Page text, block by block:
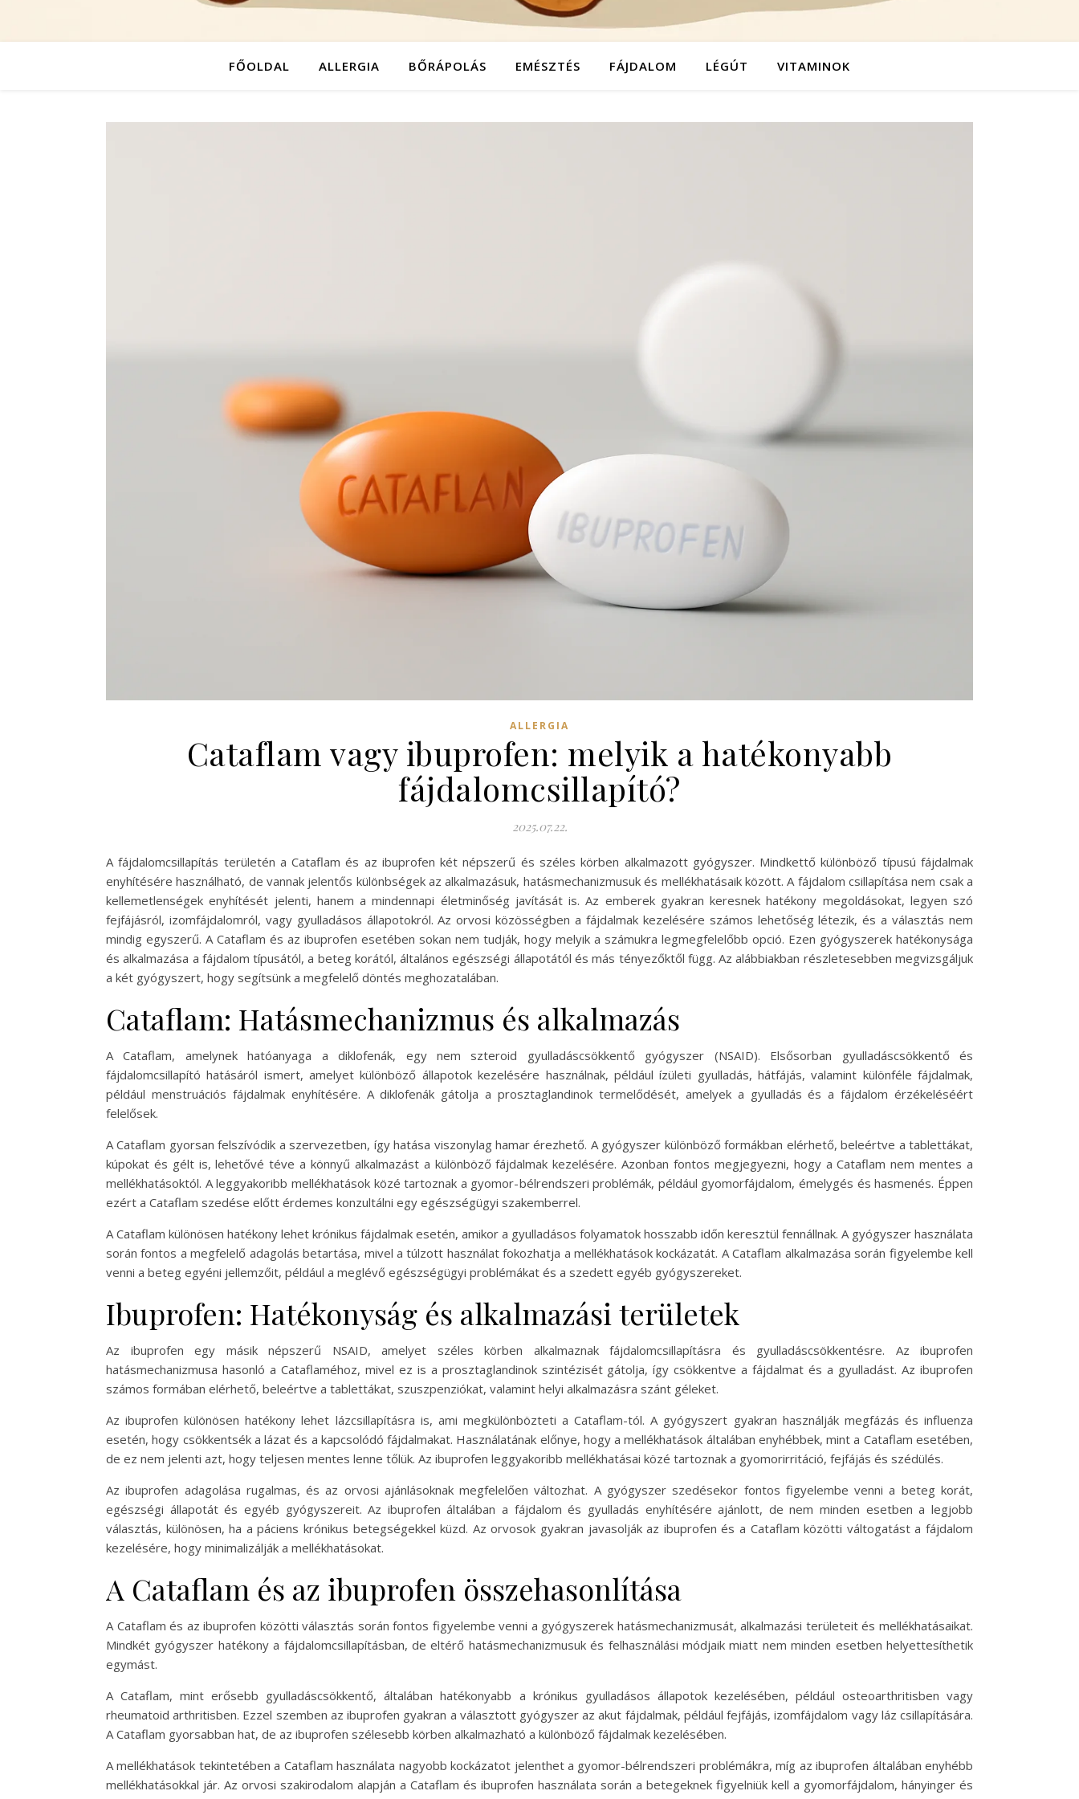
FŐOLDAL ALLERGIA BŐRÁPOLÁS EMÉSZTÉS FÁJDALOM LÉGÚT VITAMINOK
ALLERGIA
Cataflam vagy ibuprofen: melyik a hatékonyabb
fájdalomcsillapító?
2025.07.22.
A fájdalomcsillapítás területén a Cataflam és az ibuprofen két népszerű és széles körben alkalmazott gyógyszer. Mindkettő különböző típusú fájdalmak
enyhítésére használható, de vannak jelentős különbségek az alkalmazásuk, hatásmechanizmusuk és mellékhatásaik között. A fájdalom csillapítása nem csak a
kellemetlenségek enyhítését jelenti, hanem a mindennapi életminőség javítását is. Az emberek gyakran keresnek hatékony megoldásokat, legyen szó
fejfájásról, izomfájdalomról, vagy gyulladásos állapotokról. Az orvosi közösségben a fájdalmak kezelésére számos lehetőség létezik, és a választás nem
mindig egyszerű. A Cataflam és az ibuprofen esetében sokan nem tudják, hogy melyik a számukra legmegfelelőbb opció. Ezen gyógyszerek hatékonysága
és alkalmazása a fájdalom típusától, a beteg korától, általános egészségi állapotától és más tényezőktől függ. Az alábbiakban részletesebben megvizsgáljuk
a két gyógyszert, hogy segítsünk a megfelelő döntés meghozatalában.
Cataflam: Hatásmechanizmus és alkalmazás
A Cataflam, amelynek hatóanyaga a diklofenák, egy nem szteroid gyulladáscsökkentő gyógyszer (NSAID). Elsősorban gyulladáscsökkentő és
fájdalomcsillapító hatásáról ismert, amelyet különböző állapotok kezelésére használnak, például ízületi gyulladás, hátfájás, valamint különféle fájdalmak,
például menstruációs fájdalmak enyhítésére. A diklofenák gátolja a prosztaglandinok termelődését, amelyek a gyulladás és a fájdalom érzékeléséért
felelősek.
A Cataflam gyorsan felszívódik a szervezetben, így hatása viszonylag hamar érezhető. A gyógyszer különböző formákban elérhető, beleértve a tablettákat,
kúpokat és gélt is, lehetővé téve a könnyű alkalmazást a különböző fájdalmak kezelésére. Azonban fontos megjegyezni, hogy a Cataflam nem mentes a
mellékhatásoktól. A leggyakoribb mellékhatások közé tartoznak a gyomor-bélrendszeri problémák, például gyomorfájdalom, émelygés és hasmenés. Éppen
ezért a Cataflam szedése előtt érdemes konzultálni egy egészségügyi szakemberrel.
A Cataflam különösen hatékony lehet krónikus fájdalmak esetén, amikor a gyulladásos folyamatok hosszabb időn keresztül fennállnak. A gyógyszer használata
során fontos a megfelelő adagolás betartása, mivel a túlzott használat fokozhatja a mellékhatások kockázatát. A Cataflam alkalmazása során figyelembe kell
venni a beteg egyéni jellemzőit, például a meglévő egészségügyi problémákat és a szedett egyéb gyógyszereket.
Ibuprofen: Hatékonyság és alkalmazási területek
Az ibuprofen egy másik népszerű NSAID, amelyet széles körben alkalmaznak fájdalomcsillapításra és gyulladáscsökkentésre. Az ibuprofen
hatásmechanizmusa hasonló a Cataflaméhoz, mivel ez is a prosztaglandinok szintézisét gátolja, így csökkentve a fájdalmat és a gyulladást. Az ibuprofen
számos formában elérhető, beleértve a tablettákat, szuszpenziókat, valamint helyi alkalmazásra szánt géleket.
Az ibuprofen különösen hatékony lehet lázcsillapításra is, ami megkülönbözteti a Cataflam-tól. A gyógyszert gyakran használják megfázás és influenza
esetén, hogy csökkentsék a lázat és a kapcsolódó fájdalmakat. Használatának előnye, hogy a mellékhatások általában enyhébbek, mint a Cataflam esetében,
de ez nem jelenti azt, hogy teljesen mentes lenne tőlük. Az ibuprofen leggyakoribb mellékhatásai közé tartoznak a gyomorirritáció, fejfájás és szédülés.
Az ibuprofen adagolása rugalmas, és az orvosi ajánlásoknak megfelelően változhat. A gyógyszer szedésekor fontos figyelembe venni a beteg korát,
egészségi állapotát és egyéb gyógyszereit. Az ibuprofen általában a fájdalom és gyulladás enyhítésére ajánlott, de nem minden esetben a legjobb
választás, különösen, ha a páciens krónikus betegségekkel küzd. Az orvosok gyakran javasolják az ibuprofen és a Cataflam közötti váltogatást a fájdalom
kezelésére, hogy minimalizálják a mellékhatásokat.
A Cataflam és az ibuprofen összehasonlítása
A Cataflam és az ibuprofen közötti választás során fontos figyelembe venni a gyógyszerek hatásmechanizmusát, alkalmazási területeit és mellékhatásaikat.
Mindkét gyógyszer hatékony a fájdalomcsillapításban, de eltérő hatásmechanizmusuk és felhasználási módjaik miatt nem minden esetben helyettesíthetik
egymást.
A Cataflam, mint erősebb gyulladáscsökkentő, általában hatékonyabb a krónikus gyulladásos állapotok kezelésében, például osteoarthritisben vagy
rheumatoid arthritisben. Ezzel szemben az ibuprofen gyakran a választott gyógyszer az akut fájdalmak, például fejfájás, izomfájdalom vagy láz csillapítására.
A Cataflam gyorsabban hat, de az ibuprofen szélesebb körben alkalmazható a különböző fájdalmak kezelésében.
A mellékhatások tekintetében a Cataflam használata nagyobb kockázatot jelenthet a gyomor-bélrendszeri problémákra, míg az ibuprofen általában enyhébb
mellékhatásokkal jár. Az orvosi szakirodalom alapján a Cataflam és ibuprofen használata során a betegeknek figyelniük kell a gyomorfájdalom, hányinger és